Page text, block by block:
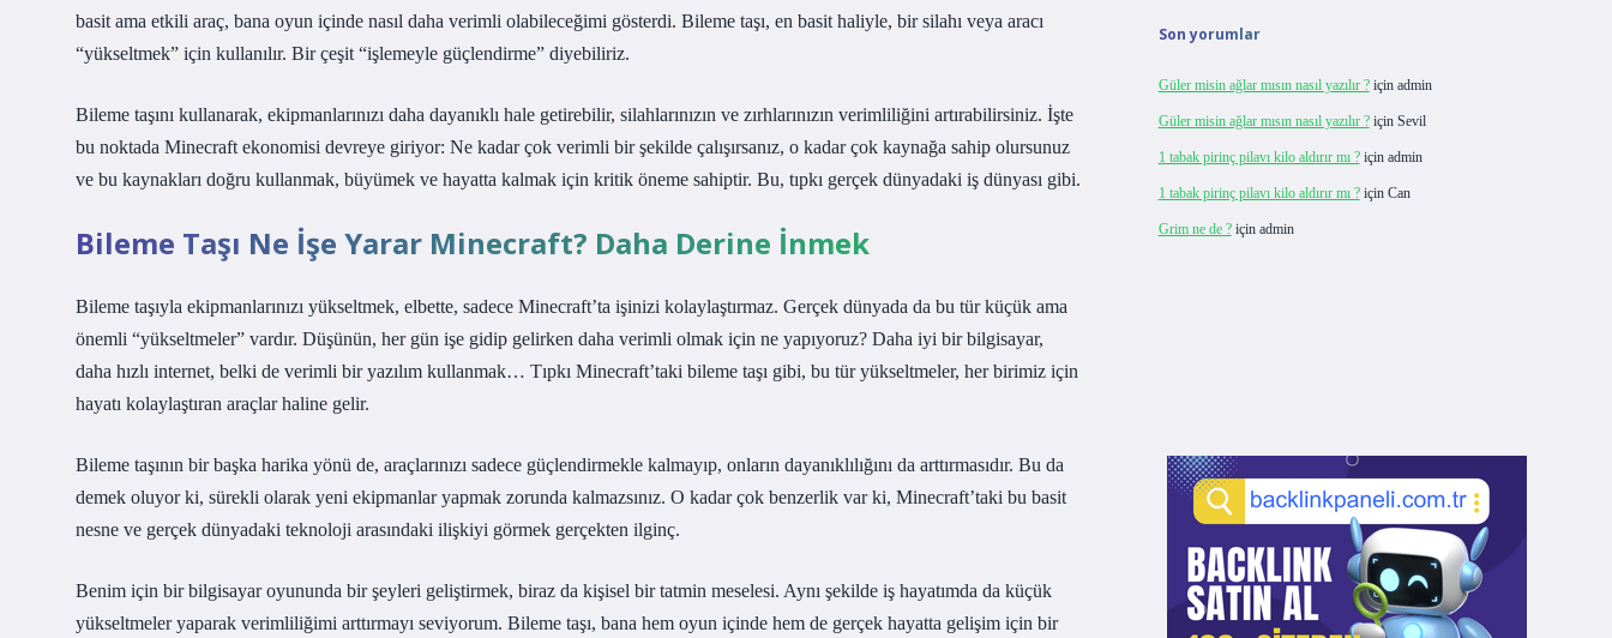
basit ama etkili araç, bana oyun içinde nasıl daha verimli olabileceğimi gösterdi. Bileme taşı, en basit haliyle, bir silahı veya aracı
“yükseltmek” için kullanılır. Bir çeşit “işlemeyle güçlendirme” diyebiliriz.
Bileme taşını kullanarak, ekipmanlarınızı daha dayanıklı hale getirebilir, silahlarınızın ve zırhlarınızın verimliliğini artırabilirsiniz. İşte
bu noktada Minecraft ekonomisi devreye giriyor: Ne kadar çok verimli bir şekilde çalışırsanız, o kadar çok kaynağa sahip olursunuz
ve bu kaynakları doğru kullanmak, büyümek ve hayatta kalmak için kritik öneme sahiptir. Bu, tıpkı gerçek dünyadaki iş dünyası gibi.
Bileme Taşı Ne İşe Yarar Minecraft? Daha Derine İnmek
Bileme taşıyla ekipmanlarınızı yükseltmek, elbette, sadece Minecraft’ta işinizi kolaylaştırmaz. Gerçek dünyada da bu tür küçük ama
önemli “yükseltmeler” vardır. Düşünün, her gün işe gidip gelirken daha verimli olmak için ne yapıyoruz? Daha iyi bir bilgisayar,
daha hızlı internet, belki de verimli bir yazılım kullanmak… Tıpkı Minecraft’taki bileme taşı gibi, bu tür yükseltmeler, her birimiz için
hayatı kolaylaştıran araçlar haline gelir.
Bileme taşının bir başka harika yönü de, araçlarınızı sadece güçlendirmekle kalmayıp, onların dayanıklılığını da arttırmasıdır. Bu da
demek oluyor ki, sürekli olarak yeni ekipmanlar yapmak zorunda kalmazsınız. O kadar çok benzerlik var ki, Minecraft’taki bu basit
nesne ve gerçek dünyadaki teknoloji arasındaki ilişkiyi görmek gerçekten ilginç.
Benim için bir bilgisayar oyununda bir şeyleri geliştirmek, biraz da kişisel bir tatmin meselesi. Aynı şekilde iş hayatımda da küçük
yükseltmeler yaparak verimliliğimi arttırmayı seviyorum. Bileme taşı, bana hem oyun içinde hem de gerçek hayatta gelişim için bir
Son yorumlar
Güler misin ağlar mısın nasıl yazılır ?için admin
Güler misin ağlar mısın nasıl yazılır ?için Sevil
1 tabak pirinç pilavı kilo aldırır mı ?için admin
1 tabak pirinç pilavı kilo aldırır mı ?için Can
Grim ne de ?için admin